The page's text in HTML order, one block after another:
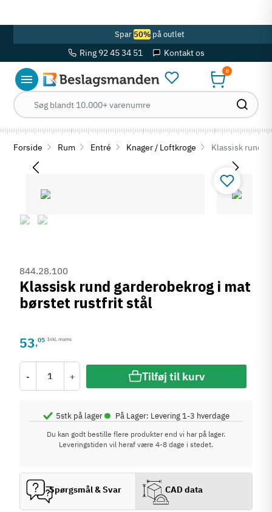
Spar 50%på outlet
Ring 92 45 34 51 Kontakt os
0
Forside Rum Entré Knager / Loftkroge Klassisk rund
844.28.100
Klassisk rund garderobekrog i mat
børstet rustfrit stål
53,05 Inkl. moms
- + Tilføj til kurv
5stk på lager• På Lager: Levering 1-3 hverdage
Du kan godt bestille flere produkter end vi har på lager.
Leveringstiden vil heraf være 4-8 dage i stedet.
Spørgsmål & Svar CAD data